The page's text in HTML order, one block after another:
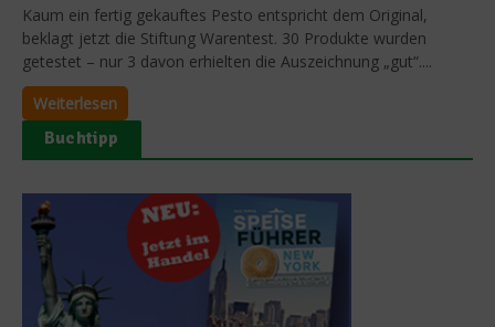
Kaum ein fertig gekauftes Pesto entspricht dem Original,
beklagt jetzt die Stiftung Warentest. 30 Produkte wurden
getestet – nur 3 davon erhielten die Auszeichnung „gut“....
Weiterlesen
Buchtipp